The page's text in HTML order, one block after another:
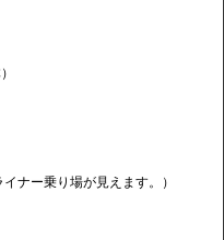
ナー乗り場が見えます。）